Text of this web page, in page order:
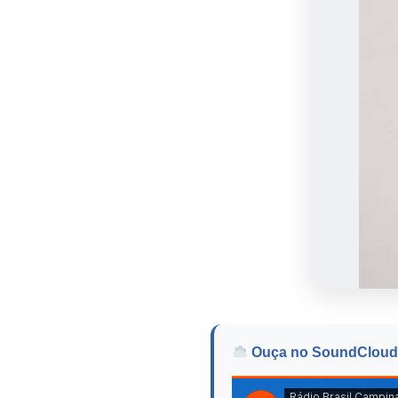
Ouça no